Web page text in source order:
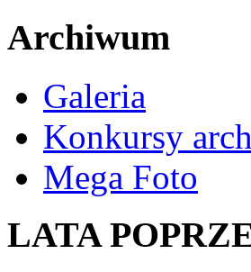
Archiwum
Galeria
Konkursy
Mega Foto
LATA